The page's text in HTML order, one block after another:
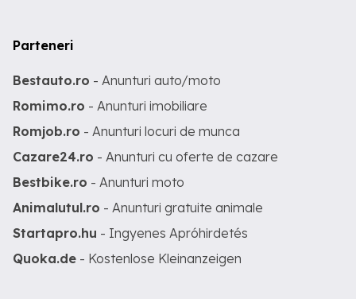
Parteneri
Bestauto.ro - Anunturi auto/moto
Romimo.ro - Anunturi imobiliare
Romjob.ro - Anunturi locuri de munca
Cazare24.ro - Anunturi cu oferte de cazare
Bestbike.ro - Anunturi moto
Animalutul.ro - Anunturi gratuite animale
Startapro.hu - Ingyenes Apróhirdetés
Quoka.de - Kostenlose Kleinanzeigen